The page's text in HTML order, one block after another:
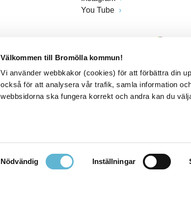
Välkommen till Bromölla kommun!
Vi använder webbkakor (cookies) för att förbättra din
också för att analysera vår trafik, samla information
webbsidorna ska fungera korrekt och andra kan du
Samtyckesval
Nödvändig Inställningar
You Tube